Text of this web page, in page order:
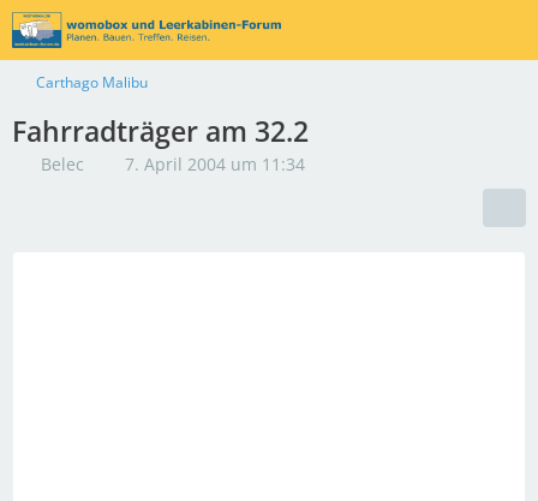
Carthago Malibu
Fahrradträger am 32.2
Belec 7. April 2004 um 11:34